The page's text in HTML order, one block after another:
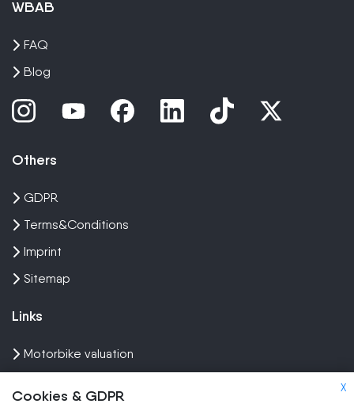
X
Cookies & GDPR
WBAB
FAQ
Blog
Others
GDPR
Terms&Conditions
Imprint
Sitemap
Links
Motorbike valuation